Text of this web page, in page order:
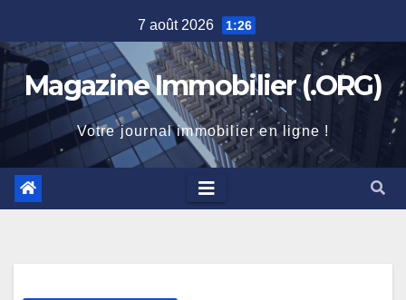
to
content
7 août 2026 1:26
Magazine Immobilier (.ORG)
Votre journal immobilier en ligne !